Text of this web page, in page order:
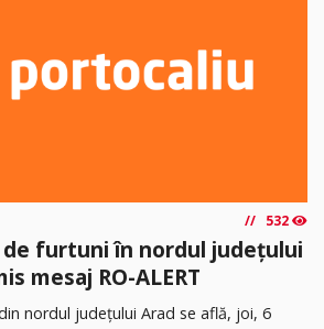
532
furtuni în nordul județului
mesaj RO-ALERT
nordul județului Arad se află, joi, 6